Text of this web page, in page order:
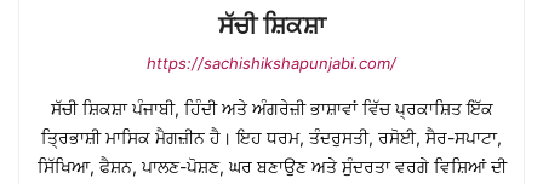
ਸੱਚੀ ਸ਼ਿਕਸ਼ਾ
https://sachishikshapunjabi.com/
ਸੱਚੀ ਸ਼ਿਕਸ਼ਾ ਪੰਜਾਬੀ, ਹਿੰਦੀ ਅਤੇ ਅੰਗਰੇਜ਼ੀ ਭਾਸ਼ਾਵਾਂ ਵਿੱਚ ਪ੍ਰਕਾਸ਼ਿਤ ਇੱਕ
ਤ੍ਰਿਭਾਸ਼ੀ ਮਾਸਿਕ ਮੈਗਜ਼ੀਨ ਹੈ। ਇਹ ਧਰਮ, ਤੰਦਰੁਸਤੀ, ਰਸੋਈ, ਸੈਰ-ਸਪਾਟਾ,
ਸਿੱਖਿਆ, ਫੈਸ਼ਨ, ਪਾਲਣ-ਪੋਸ਼ਣ, ਘਰ ਬਣਾਉਣ ਅਤੇ ਸੁੰਦਰਤਾ ਵਰਗੇ ਵਿਸ਼ਿਆਂ ਦੀ